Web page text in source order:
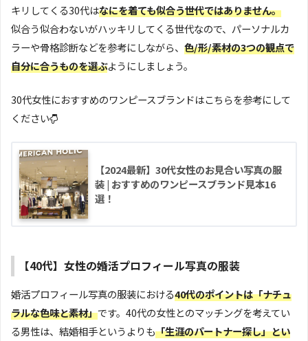
キリしてくる30代はなにを着ても似合う世代ではありません。
似合う似合わないがハッキリしてくる世代なので、パーソナルカ
ラーや骨格診断などを参考にしながら、 色/形/素材の3つの観点で
自分に合うものを選ぶようにしましょう。
30代女性におすすめのワンピースブランドはこちらを参考にして
ください
【2024最新】30代女性のお見合い写真の服
装 | おすすめのワンピースブランド見本16
選！
【40代】女性の婚活プロフィール写真の服装
婚活プロフィール写真の服装における40代のポイントは「ナチュ
ラルな色味と素材」です。40代の女性とのマッチングを考えてい
る男性は、結婚相手というよりも「生涯のパートナー探し」とい